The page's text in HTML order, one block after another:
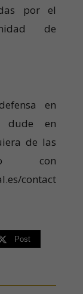
por el
de
en
dude en
de las
con
contact
Post